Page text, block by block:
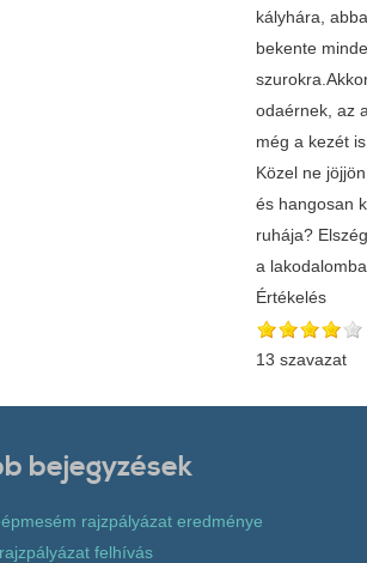
kályhára,
bekente
odaérnek, az
még a kezét
Közel ne
és hangosan
ruhája?
a
Értékelés
13 szavazat
bejegyzések
rajzpályázat eredménye
felhívás